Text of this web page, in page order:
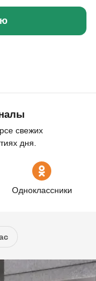
свежих
дня.
Одноклассники